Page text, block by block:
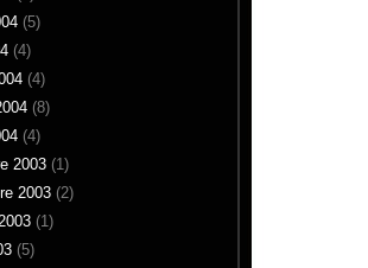
(5)
(4)
(4)
(8)
(4)
2003 (1)
2003 (2)
(1)
(5)